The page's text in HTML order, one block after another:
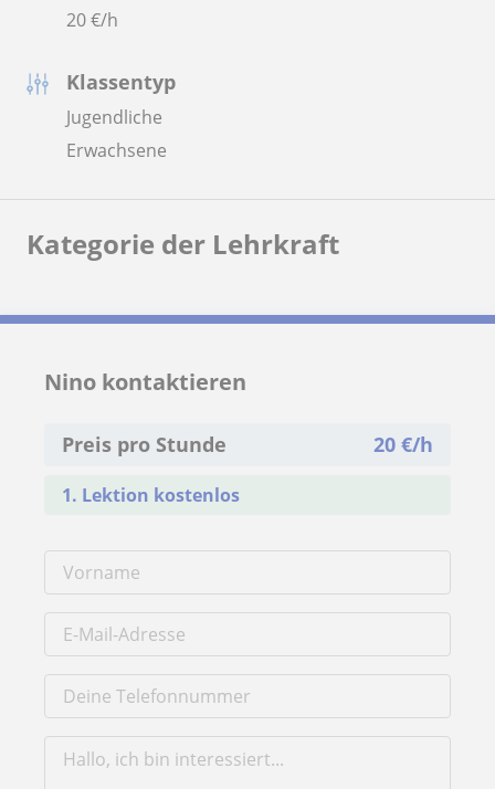
20€/h
Klassentyp
Jugendliche
Erwachsene
Kategorie der Lehrkraft
Nino kontaktieren
Preis pro Stunde 20€/h
1. Lektion kostenlos